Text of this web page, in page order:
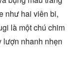
như hai viên bi,
là một chú chim
lượn nhanh nhẹn